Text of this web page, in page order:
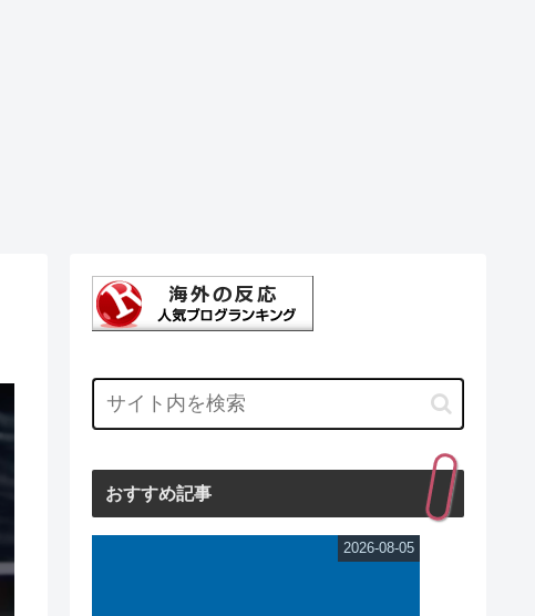
おすすめ記事
2026-08-05